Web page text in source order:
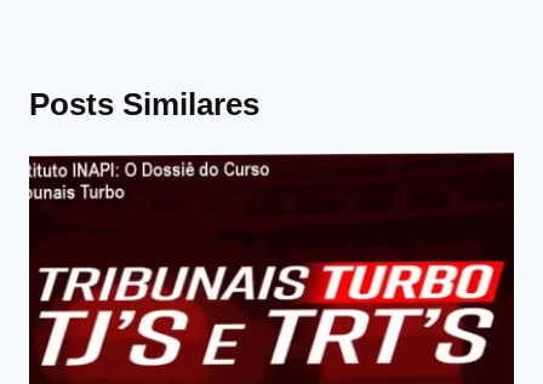
Posts Similares